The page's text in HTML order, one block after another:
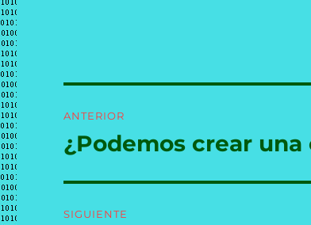
de
ANTERIOR
Entrada
¿Podemos crear una
SIGUIENTE